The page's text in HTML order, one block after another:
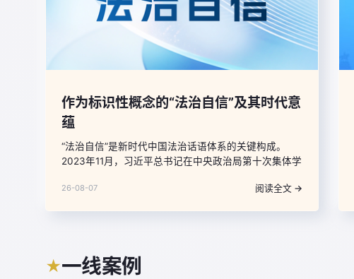
作为标识性概念的“法治自信”及其时代意
蕴
“法治自信”是新时代中国法治话语体系的关键构成。
2023年11月，习近平总书记在中央政治局第十次集体学
致信中国法学会第九次全国会员代表大会时进一步强
范式的演进，实现了从制度构建向文化认同、从实践探
26-08-07 阅读全文 →
★一线案例